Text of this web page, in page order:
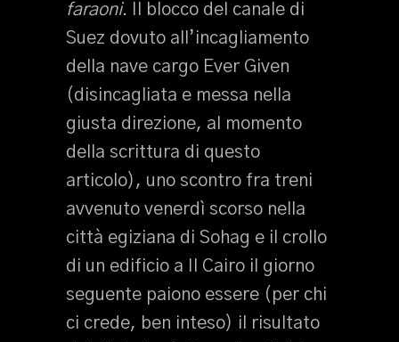
faraoni. Il blocco del canale di
Suez dovuto all’incagliamento
della nave cargo Ever Given
(disincagliata e messa nella
giusta direzione, al momento
della scrittura di questo
articolo), uno scontro fra treni
avvenuto venerdì scorso nella
città egiziana di Sohag e il crollo
di un edificio a Il Cairo il giorno
seguente paiono essere (per chi
ci crede, ben inteso) il risultato